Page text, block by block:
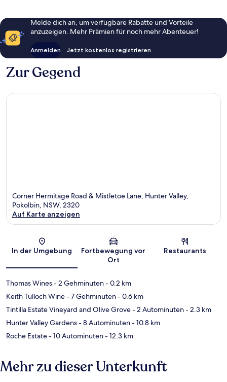
Melde dich an, um verfügbare Rabatte und Vorteile
anzuzeigen. Mehr Prämien für noch mehr Abenteuer!
Anmelden Jetzt kostenlos registrieren
Zur Gegend
Corner Hermitage Road & Mistletoe Lane, Hunter Valley,
Pokolbin, NSW, 2320
Auf Karte anzeigen
In der Umgebung
Fortbewegung vor
Ort
Restaurants
Thomas Wines- 2 Gehminuten- 0.2 km
Keith Tulloch Wine- 7 Gehminuten- 0.6 km
Tintilla Estate Vineyard and Olive Grove- 2 Autominuten- 2.3 km
Hunter Valley Gardens- 8 Autominuten- 10.8 km
Roche Estate- 10 Autominuten- 12.3 km
Mehr zu dieser Unterkunft